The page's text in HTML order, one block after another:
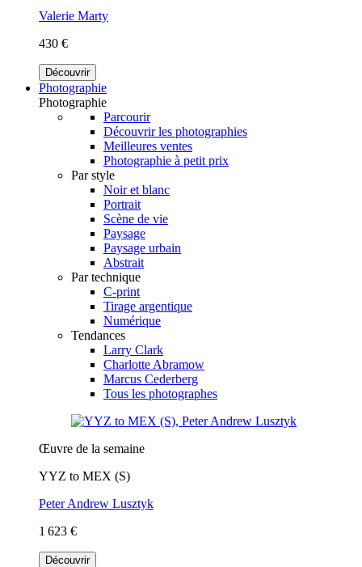
Valerie Marty
430 €
Découvrir
Photographie
Photographie
Parcourir
Découvrir les photographies
Meilleures ventes
Photographie à petit prix
Par style
Noir et blanc
Portrait
Scène de vie
Paysage
Paysage urbain
Abstrait
Par technique
C-print
Tirage argentique
Numérique
Tendances
Larry Clark
Charlotte Abramow
Marcus Cederberg
Tous les photographes
Œuvre de la semaine
YYZ to MEX (S)
Peter Andrew Lusztyk
1 623 €
Découvrir